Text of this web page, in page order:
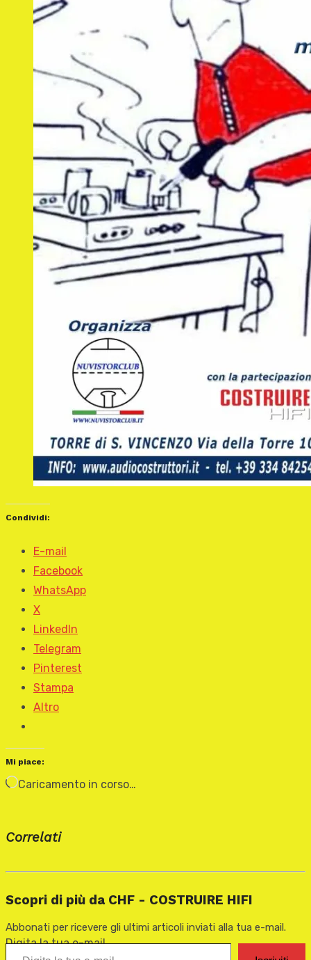
Condividi:
E-mail
Facebook
WhatsApp
X
LinkedIn
Telegram
Pinterest
Stampa
Altro
Mi piace:
Caricamento in corso…
Correlati
Scopri di più da CHF - COSTRUIRE HIFI
Abbonati per ricevere gli ultimi articoli inviati alla tua e-mail.
Digita la tua e-mail...